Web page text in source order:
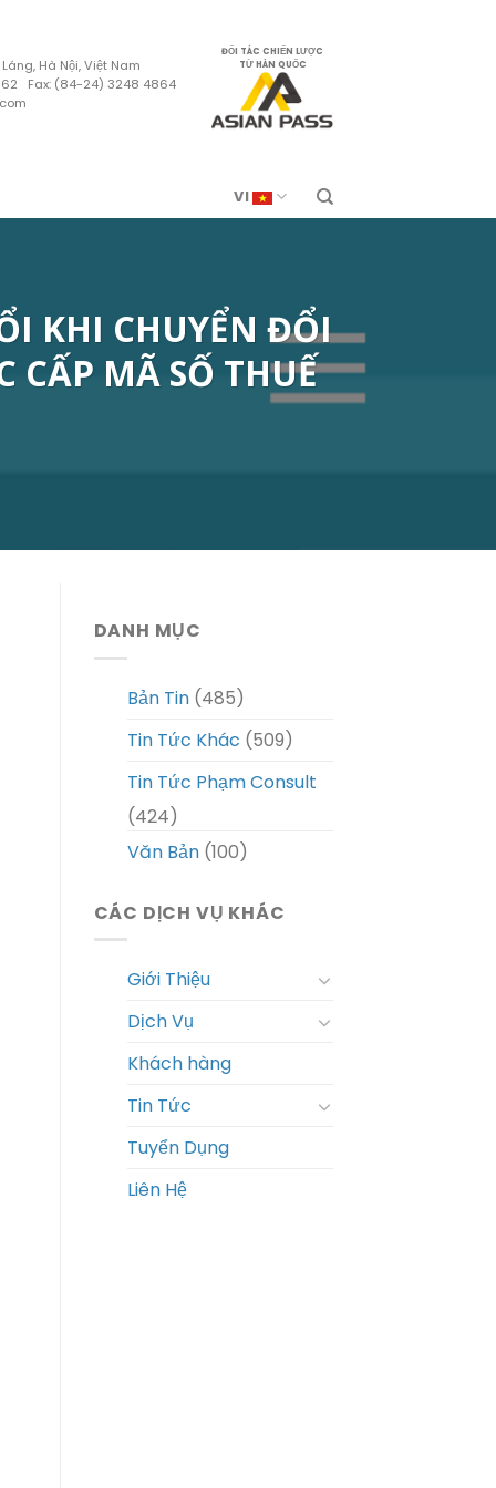
Hà Nội, Việt Nam
Fax: (84-24) 3248 4864
ĐỐI TÁC CHIẾN LƯỢC
TỪ HÀN QUỐC
VI
KHI CHUYỂN ĐỔI
MÃ SỐ THUẾ
DANH MỤC
Bản Tin(485)
Tin Tức Khác (509)
Tin Tức Phạm Consult
(424)
Văn Bản(100)
CÁC DỊCH VỤ KHÁC
Giới Thiệu
Dịch Vụ
Khách hàng
Tin Tức
Tuyển Dụng
Liên Hệ